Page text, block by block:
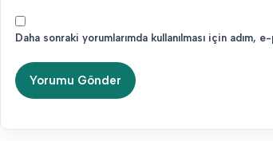
Daha sonraki yorumlarımda kullanılması için